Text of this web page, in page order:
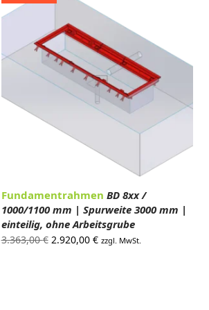
Fundamentrahmen BD 8xx /
1000/1100 mm | Spurweite 3000 mm |
einteilig, ohne Arbeitsgrube
3.363,00€ Ursprünglicher
2.920,00 €Aktueller
zzgl. MwSt.